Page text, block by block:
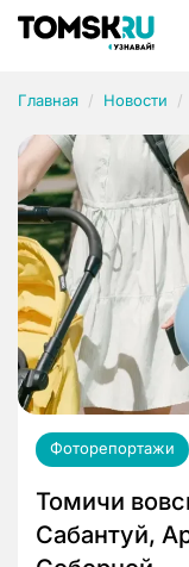
Главная Новости
Фоторепортажи
Томичи
Сабантуй,